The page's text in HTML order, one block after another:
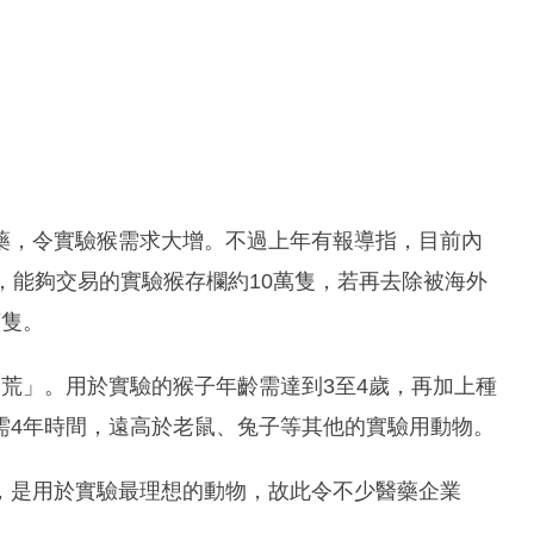
令實驗猴需求大增。不過上年有報導指，目前內
夠交易的實驗猴存欄約10萬隻，若再去除被海外
。
」。用於實驗的猴子年齡需達到3至4歲，再加上種
年時間，遠高於老鼠、兔子等其他的實驗用動物。
用於實驗最理想的動物，故此令不少醫藥企業